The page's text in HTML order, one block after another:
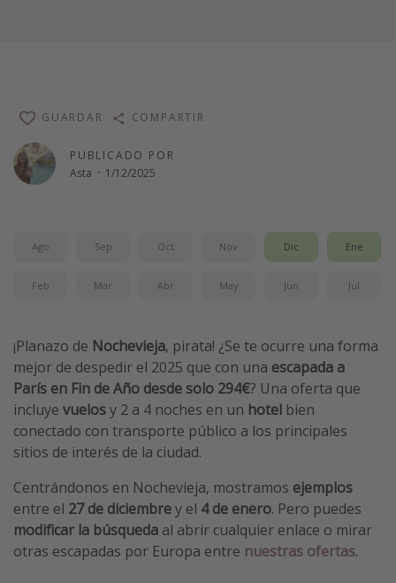
PUBLICADO POR
Asta · 1/12/2025
GUARDAR COMPARTIR
Ago Sep Oct Nov Dic Ene
Feb Mar Abr May Jun Jul
¡Planazo de Nochevieja, pirata! ¿Se te ocurre una forma
mejor de despedir el 2025 que con una escapada a
París en Fin de Año desde solo 294€? Una oferta que
incluye vuelosy 2 a 4 noches en un hotel bien
conectado con transporte público a los principales
sitios de interés de la ciudad.
Centrándonos en Nochevieja, mostramos ejemplos
entre el 27 de diciembrey el 4 de enero. Pero puedes
modificar la búsqueda al abrir cualquier enlace o mirar
otras escapadas por Europa entre nuestras ofertas.